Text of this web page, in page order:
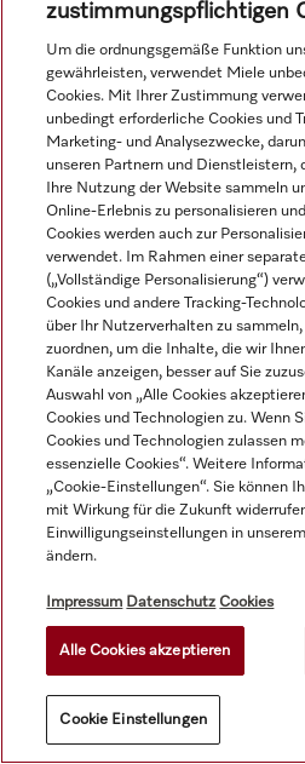
APCL 022
Sockel geschlossen, 30
cm hoch, ohne
Bodenverschraubung für
ein ergonomisches Be-
und Entladen von
Waschmaschine und
Trockner.
875,00 €zzgl. MwSt.
ProCare Tex 10 MA - 5 l
Fein- und
Buntwaschmittel,
zustimmungspflichtigen
Um die ordnungsgemäße Funktion
gewährleisten, verwendet Miele
Cookies. Mit Ihrer Zustimmung
unbedingt erforderliche Cookies und
Marketing- und Analysezwecke,
unseren Partnern und Dienstleistern,
Ihre Nutzung der Website sammeln
Online-Erlebnis zu personalisieren
Cookies werden auch zur
verwendet. Im Rahmen einer
(„Vollständige Personalisierung“)
Cookies und andere Tracking-
über Ihr Nutzerverhalten zu sammeln,
zuordnen, um die Inhalte, die wir
Kanäle anzeigen, besser auf Sie
Auswahl von „Alle Cookies
Cookies und Technologien zu. Wenn
Cookies und Technologien zulassen
essenzielle Cookies“. Weitere
„Cookie-Einstellungen“. Sie können
mit Wirkung für die Zukunft
Einwilligungseinstellungen in
ändern.
Impressum Datenschutz Cookies
Alle Cookies akzeptieren
Cookie Einstellungen